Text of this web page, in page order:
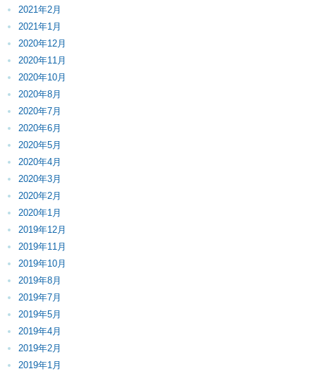
2021年2月
2021年1月
2020年12月
2020年11月
2020年10月
2020年8月
2020年7月
2020年6月
2020年5月
2020年4月
2020年3月
2020年2月
2020年1月
2019年12月
2019年11月
2019年10月
2019年8月
2019年7月
2019年5月
2019年4月
2019年2月
2019年1月